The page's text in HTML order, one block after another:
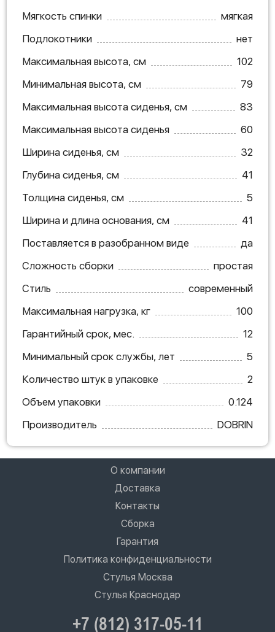
Мягкость спинки
мягкая
Подлокотники
нет
Максимальная высота, см
102
Минимальная высота, см
79
Максимальная высота сиденья, см
83
Максимальная высота сиденья
60
Ширина сиденья, см
32
Глубина сиденья, см
41
Толщина сиденья, см
5
Ширина и длина основания, см
41
Поставляется в разобранном виде
да
Сложность сборки
простая
Стиль
современный
Максимальная нагрузка, кг
100
Гарантийный срок, мес.
12
Минимальный срок службы, лет
5
Количество штук в упаковке
2
Объем упаковки
0.124
Производитель
DOBRIN
О компании
Доставка
Контакты
Сборка
Гарантия
Политика конфиденциальности
Стулья Москва
Стулья Краснодар
+7 (812) 317-05-11